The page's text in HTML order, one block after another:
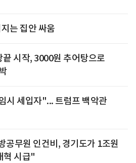
는 집안 싸움
끝 시작, 3000원 추어탕으로
시 세입자"... 트럼프 백악관
공무원 인건비, 경기도가 1조원
혁 시급"